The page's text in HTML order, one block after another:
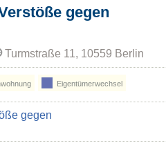
gegen
Turmstraße 11, 10559 Berlin
Eigentümerwechsel